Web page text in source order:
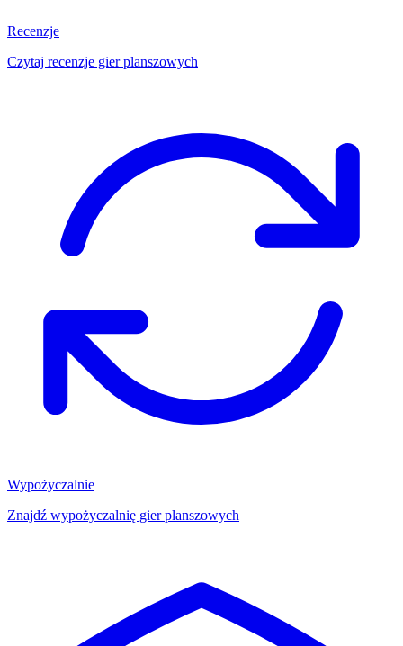
Recenzje
Czytaj recenzje gier planszowych
Wypożyczalnie
Znajdź wypożyczalnię gier planszowych